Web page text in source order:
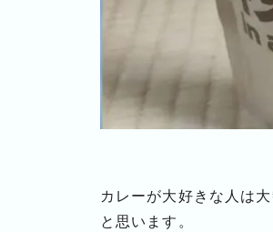
カレーが大好きな人は
と思います。